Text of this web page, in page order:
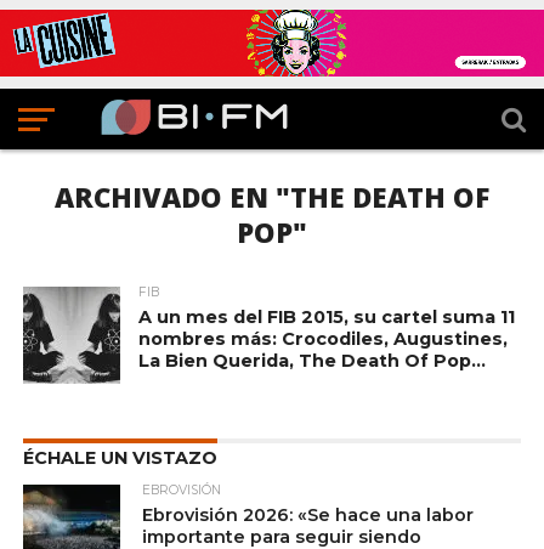
ARCHIVADO EN "THE DEATH OF
POP"
FIB
A un mes del FIB 2015, su cartel suma 11
nombres más: Crocodiles, Augustines,
La Bien Querida, The Death Of Pop…
ÉCHALE UN VISTAZO
EBROVISIÓN
Ebrovisión 2026: «Se hace una labor
importante para seguir siendo